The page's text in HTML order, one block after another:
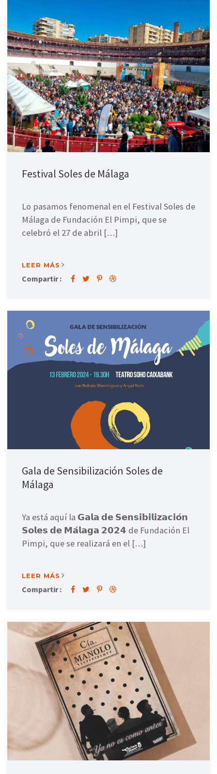
Festival Soles de Málaga
Lo pasamos fenomenal en el Festival Soles de
Málaga de Fundación El Pimpi, que se
celebró el 27 de abril […]
LEER MÁS
Compartir :
Gala de Sensibilización Soles de
Málaga
Ya está aquí la 𝗚𝗮𝗹𝗮 𝗱𝗲 𝗦𝗲𝗻𝘀𝗶𝗯𝗶𝗹𝗶𝘇𝗮𝗰𝗶𝗼́𝗻
𝗦𝗼𝗹𝗲𝘀 𝗱𝗲 𝗠𝗮́𝗹𝗮𝗴𝗮 𝟮𝟬𝟮𝟰 de Fundación El
Pimpi, que se realizará en el […]
LEER MÁS
Compartir :